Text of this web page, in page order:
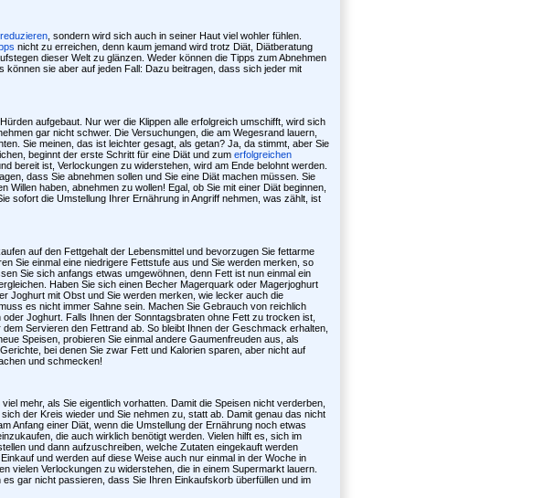
, sondern wird sich auch in seiner Haut viel wohler fühlen.
nicht zu erreichen, denn kaum jemand wird trotz Diät, Diätberatung
dieser Welt zu glänzen. Weder können die Tipps zum Abnehmen
sie aber auf jeden Fall: Dazu beitragen, dass sich jeder mit
aufgebaut. Nur wer die Klippen alle erfolgreich umschifft, wird sich
gar nicht schwer. Die Versuchungen, die am Wegesrand lauern,
Sie meinen, das ist leichter gesagt, als getan? Ja, da stimmt, aber Sie
beginnt der erste Schritt für eine Diät und zum erfolgreichen
bereit ist, Verlockungen zu widerstehen, wird am Ende belohnt werden.
dass Sie abnehmen sollen und Sie eine Diät machen müssen. Sie
haben, abnehmen zu wollen! Egal, ob Sie mit einer Diät beginnen,
sofort die Umstellung Ihrer Ernährung in Angriff nehmen, was zählt, ist
auf den Fettgehalt der Lebensmittel und bevorzugen Sie fettarme
Sie einmal eine niedrigere Fettstufe aus und Sie werden merken, so
Sie sich anfangs etwas umgewöhnen, denn Fett ist nun einmal ein
Haben Sie sich einen Becher Magerquark oder Magerjoghurt
Joghurt mit Obst und Sie werden merken, wie lecker auch die
es nicht immer Sahne sein. Machen Sie Gebrauch von reichlich
Joghurt. Falls Ihnen der Sonntagsbraten ohne Fett zu trocken ist,
Servieren den Fettrand ab. So bleibt Ihnen der Geschmack erhalten,
Speisen, probieren Sie einmal andere Gaumenfreuden aus, als
bei denen Sie zwar Fett und Kalorien sparen, aber nicht auf
und schmecken!
mehr, als Sie eigentlich vorhatten. Damit die Speisen nicht verderben,
der Kreis wieder und Sie nehmen zu, statt ab. Damit genau das nicht
Anfang einer Diät, wenn die Umstellung der Ernährung noch etwas
die auch wirklich benötigt werden. Vielen hilft es, sich im
und dann aufzuschreiben, welche Zutaten eingekauft werden
und werden auf diese Weise auch nur einmal in der Woche in
vielen Verlockungen zu widerstehen, die in einem Supermarkt lauern.
gar nicht passieren, dass Sie Ihren Einkaufskorb überfüllen und im